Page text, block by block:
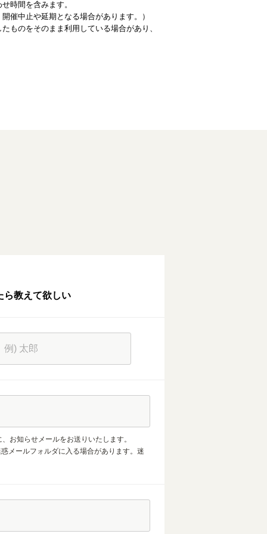
時間を含みます。
催中止や延期となる場合があります。）
ものをそのまま利用している場合があり、
ら教えて欲しい
お知らせメールをお送りいたします。
メールフォルダに入る場合があります。迷